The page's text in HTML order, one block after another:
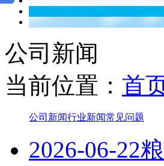
公司新闻
当前位置： 首
公司新闻行业新闻常见问题
2026-06-22